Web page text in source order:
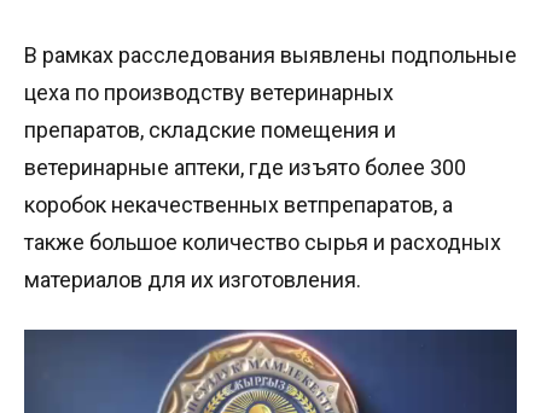
В рамках расследования выявлены подпольные
цеха по производству ветеринарных
препаратов, складские помещения и
ветеринарные аптеки, где изъято более 300
коробок некачественных ветпрепаратов, а
также большое количество сырья и расходных
материалов для их изготовления.